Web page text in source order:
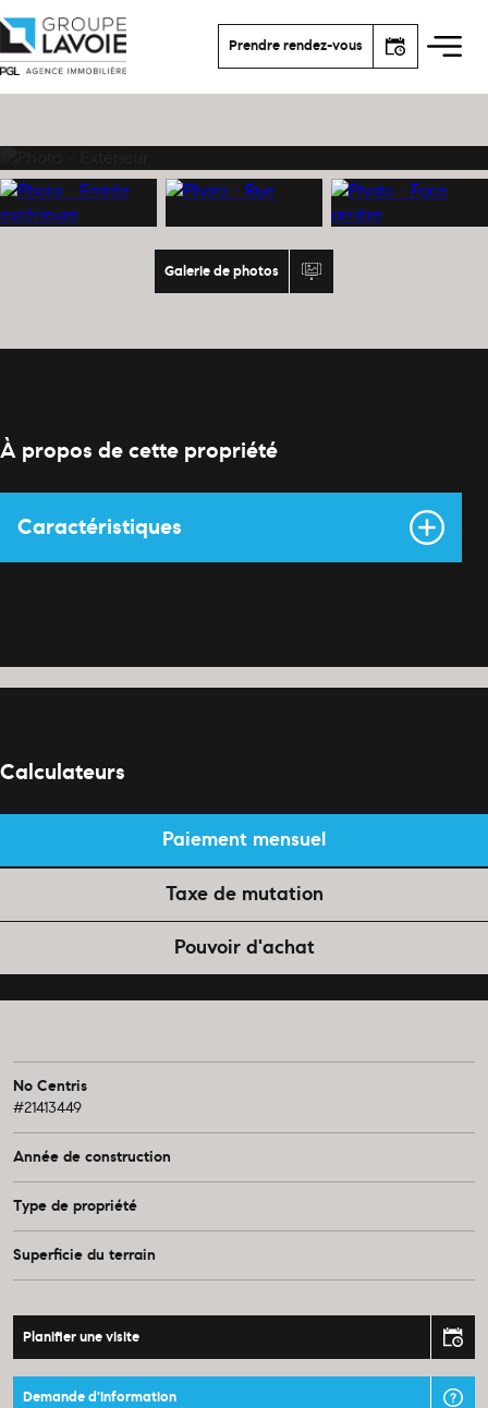
Prendre rendez-vous
Galerie de photos
À propos de cette propriété
Caractéristiques
Calculateurs
Paiement mensuel
Taxe de mutation
Pouvoir d'achat
No Centris
#21413449
Année de construction
Type de propriété
Superficie du terrain
Planifier une visite
Demande d'information